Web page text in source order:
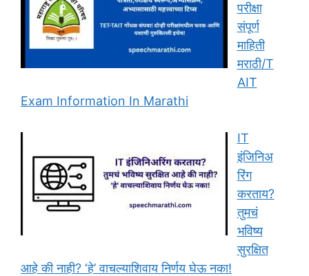
परीक्षा
संपूर्ण
माहिती
मराठी/T
AIT
Exam Information In Marathi
IT
इंजिनिअ
रिंग
करताय?
तुमचं
भविष्य
सुरक्षित
आहे की नाही? ‘हे’ वाचल्याशिवाय निर्णय घेऊ नका!